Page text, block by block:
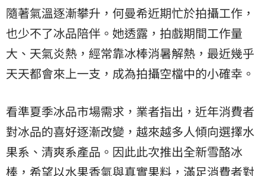
隨著氣溫逐漸攀升，何曼希近期忙於拍攝工作，
也少不了冰品陪伴。她透露，拍戲期間工作量
大、天氣炎熱，經常靠冰棒消暑解熱，最近幾乎
天天都會來上一支，成為拍攝空檔中的小確幸。
看準夏季冰品市場需求，業者指出，近年消費者
對冰品的喜好逐漸改變，越來越多人傾向選擇水
果系、清爽系產品。因此此次推出全新雪酪冰
棒，希望以水果香氣與真實果料，滿足消費者對